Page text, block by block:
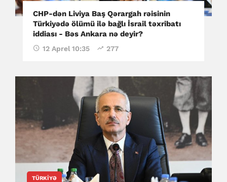
CHP-dən Liviya Baş Qərargah rəisinin
Türkiyədə ölümü ilə bağlı İsrail təxribatı
iddiası - Bəs Ankara nə deyir?
12 Aprel 10:35 277
TÜRKIYƏ